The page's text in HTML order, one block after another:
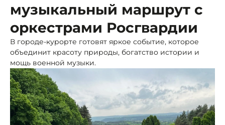
музыкальный маршрут с
оркестрами Росгвардии
В городе-курорте готовят яркое событие, которое
объединит красоту природы, богатство истории и
мощь военной музыки.